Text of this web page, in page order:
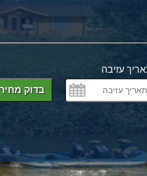
עזיבה
בדוק